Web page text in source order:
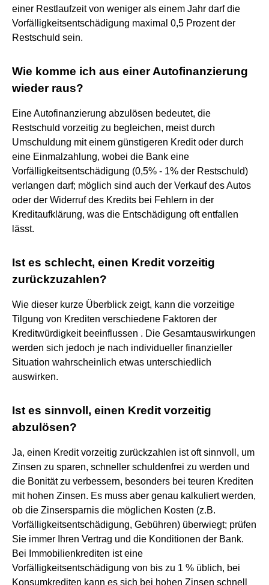
einer Restlaufzeit von weniger als einem Jahr darf die
Vorfälligkeitsentschädigung maximal 0,5 Prozent der
Restschuld sein.
Wie komme ich aus einer Autofinanzierung
wieder raus?
Eine Autofinanzierung abzulösen bedeutet, die
Restschuld vorzeitig zu begleichen, meist durch
Umschuldung mit einem günstigeren Kredit oder durch
eine Einmalzahlung, wobei die Bank eine
Vorfälligkeitsentschädigung (0,5% - 1% der Restschuld)
verlangen darf; möglich sind auch der Verkauf des Autos
oder der Widerruf des Kredits bei Fehlern in der
Kreditaufklärung, was die Entschädigung oft entfallen
lässt.
Ist es schlecht, einen Kredit vorzeitig
zurückzuzahlen?
Wie dieser kurze Überblick zeigt, kann die vorzeitige
Tilgung von Krediten verschiedene Faktoren der
Kreditwürdigkeit beeinflussen . Die Gesamtauswirkungen
werden sich jedoch je nach individueller finanzieller
Situation wahrscheinlich etwas unterschiedlich
auswirken.
Ist es sinnvoll, einen Kredit vorzeitig
abzulösen?
Ja, einen Kredit vorzeitig zurückzahlen ist oft sinnvoll, um
Zinsen zu sparen, schneller schuldenfrei zu werden und
die Bonität zu verbessern, besonders bei teuren Krediten
mit hohen Zinsen. Es muss aber genau kalkuliert werden,
ob die Zinsersparnis die möglichen Kosten (z.B.
Vorfälligkeitsentschädigung, Gebühren) überwiegt; prüfen
Sie immer Ihren Vertrag und die Konditionen der Bank.
Bei Immobilienkrediten ist eine
Vorfälligkeitsentschädigung von bis zu 1 % üblich, bei
Konsumkrediten kann es sich bei hohen Zinsen schnell